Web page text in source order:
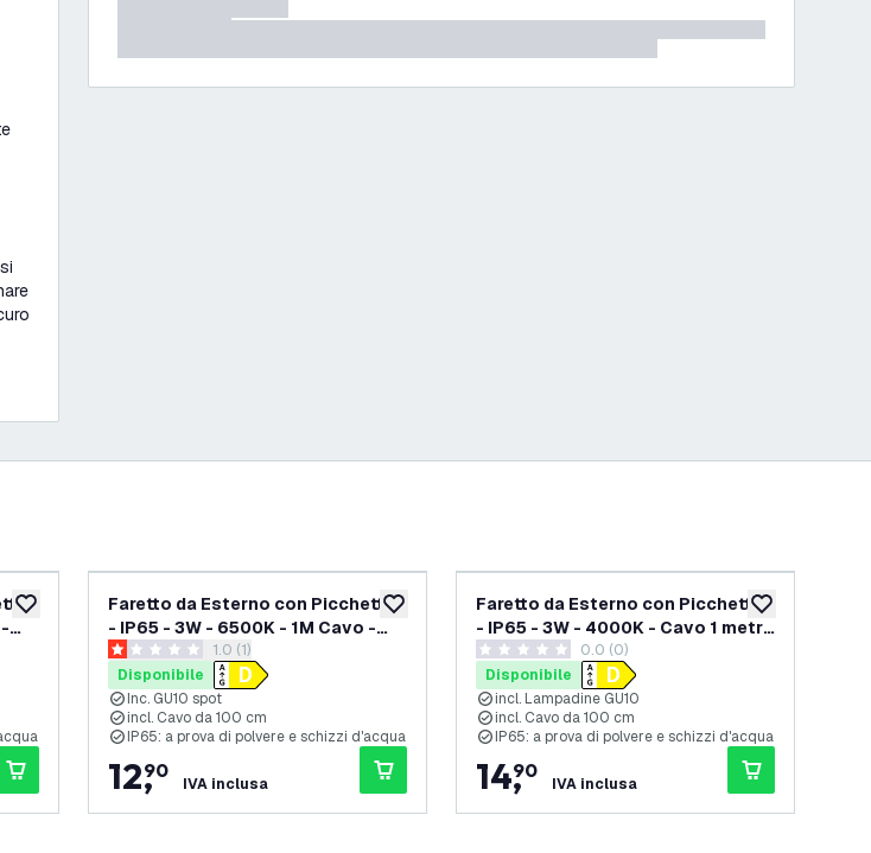
aggiungi alla lista desideri aggiungi alla lista desideri
Faretto da Esterno con Picchetto
- IP65 - 3W - 6500K - 1M Cavo -
Aluminioapri il cassetto delle recensioni
1 stelle di valutazione
1.0 (1)
Disponibile
Inc. GU10 spot
incl. Cavo da 100 cm
IP65: a prova di polvere e schizzi d'acqua
12,
90
IVA inclusa
aggiungi alla
Faretto da Esterno con Picchetto
- IP65 - 3W - 4000K - Cavo 1 metro
- Nero
0 stelle di valutazione
0.0 (0)
Disponibile
incl. Lampadine GU10
incl. Cavo da 100 cm
IP65: a prova di polvere e schizzi d'acqua
14,
90
IVA inclusa